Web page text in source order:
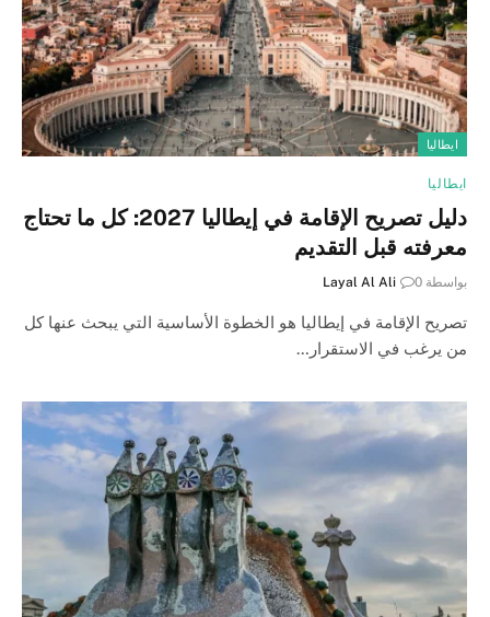
ايطاليا
ايطاليا
دليل تصريح الإقامة في إيطاليا 2027: كل ما تحتاج
معرفته قبل التقديم
بواسطة Layal Al Ali 0
تصريح الإقامة في إيطاليا هو الخطوة الأساسية التي يبحث عنها كل
من يرغب في الاستقرار…